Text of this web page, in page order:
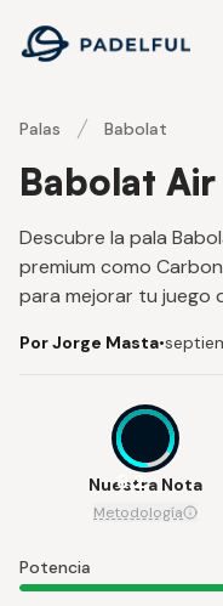
Padelful
Palas Babolat
Babolat
Descubre la pala
premium como
para mejorar tu juego
Por Jorge Masta•
8.2
Nuestra Nota
Metodología
Potencia